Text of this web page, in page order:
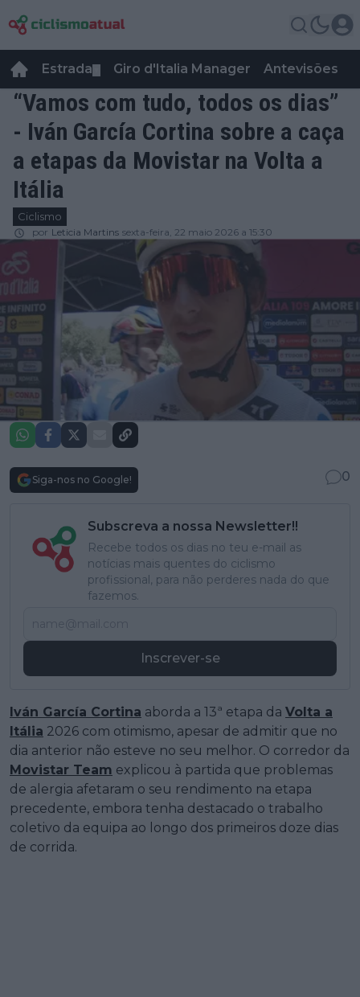
Estrada Giro d'Italia Manager Antevisões
“Vamos com tudo, todos os dias”
- Iván García Cortina sobre a caça
a etapas da Movistar na Volta a
Itália
Ciclismo
por Leticia Martins sexta-feira, 22 maio 2026 a 15:30
Siga-nos no Google! 0
Subscreva a nossa Newsletter!!
Recebe todos os dias no teu e-mail as
notícias mais quentes do ciclismo
profissional, para não perderes nada do que
fazemos.
Inscrever-se
Iván García Cortina aborda a 13ª etapa da Volta a
Itália 2026 com otimismo, apesar de admitir que no
dia anterior não esteve no seu melhor. O corredor da
Movistar Team explicou à partida que problemas
de alergia afetaram o seu rendimento na etapa
precedente, embora tenha destacado o trabalho
coletivo da equipa ao longo dos primeiros doze dias
de corrida.